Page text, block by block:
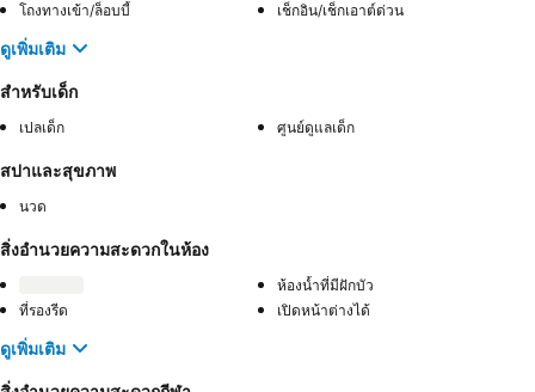
โถงทางเข้า/ล็อบบี้
เช็กอิน/เช็กเอาต์ด่วน
ดูเพิ่มเติม
สำหรับเด็ก
เปลเด็ก ศูนย์ดูแลเด็ก
สปาและสุขภาพ
นวด
สิ่งอำนวยความสะดวกในห้อง
ห้องน้ำที่มีฝักบัว
ที่รองรีด
เปิดหน้าต่างได้
ดูเพิ่มเติม